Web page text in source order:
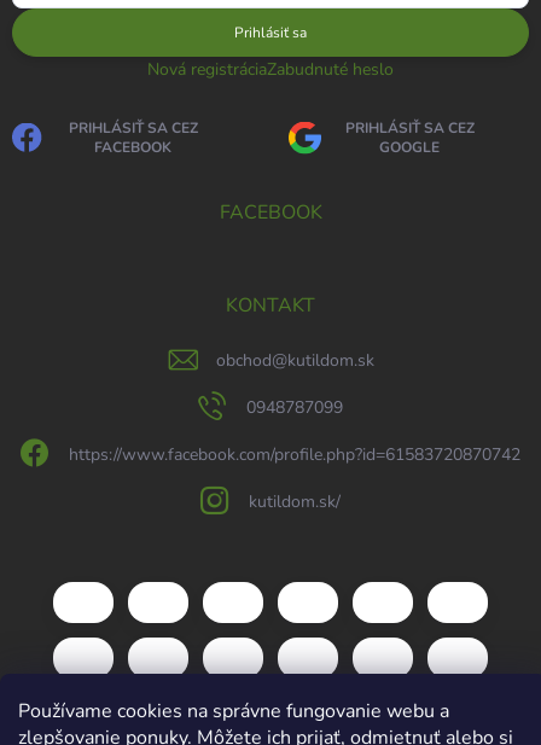
Používame cookies na správne fungovanie webu a
zlepšovanie ponuky. Môžete ich prijať, odmietnuť alebo si
Prihlásiť sa
Nová registráciaZabudnuté heslo
PRIHLÁSIŤ SA CEZ
FACEBOOK
PRIHLÁSIŤ SA CEZ
GOOGLE
FACEBOOK
KONTAKT
obchod@kutildom.sk
0948787099
https://www.facebook.com/profile.php?id=61583720870742
kutildom.sk/